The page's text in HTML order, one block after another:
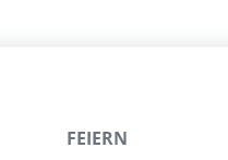
FEIERN